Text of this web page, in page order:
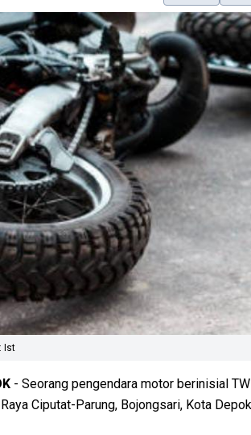
Ist
- Seorang pengendara motor berinisial
Ciputat-Parung, Bojongsari, Kota